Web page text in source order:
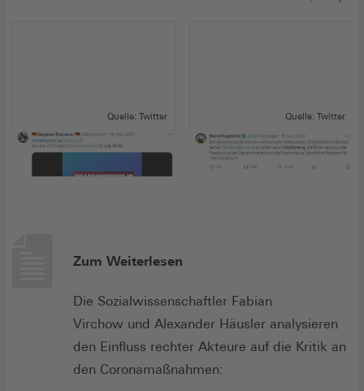
Quelle: Twitter
Screenshot 10: Corona
Quelle: Twitter
Screenshot 11: Corona
Zum Weiterlesen
Die Sozialwissenschaftler Fabian
Virchow und Alexander Häusler analysieren
den Einfluss rechter Akteure auf die Kritik an
den Coronamaßnahmen: